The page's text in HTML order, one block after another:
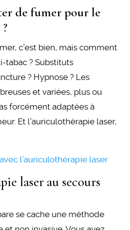
de fumer pour le
c’est bien, mais comment
tabac ? Substituts
? Hypnose ? Les
et variées, plus ou
forcément adaptées à
Et l’auriculothérapie laser,
l’auriculothérapie laser
laser au secours
se cache une méthode